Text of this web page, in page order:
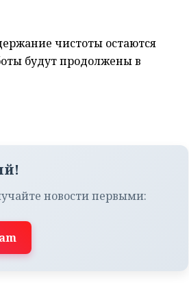
чистоты остаются
будут продолжены в
новости первыми: